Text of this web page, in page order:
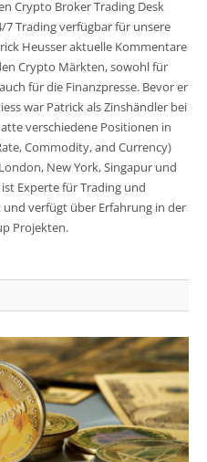
Crypto Broker Trading Desk
7 Trading verfügbar für unsere
Heusser aktuelle Kommentare
Crypto Märkten, sowohl für
für die Finanzpresse. Bevor er
war Patrick als Zinshändler bei
verschiedene Positionen in
Commodity, and Currency)
New York, Singapur und
Experte für Trading und
und verfügt über Erfahrung in der
Projekten.